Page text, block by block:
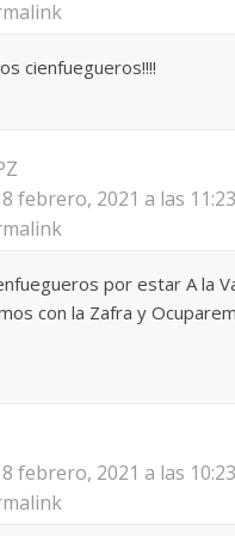
cienfuegueros!!!!
febrero, 2021 a las
por estar A la
con la Zafra y
febrero, 2021 a las
0
29 diciembre,